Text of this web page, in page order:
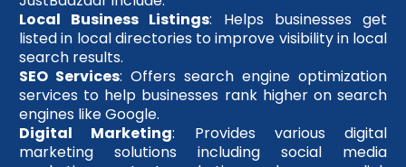
Local Business Listings: Helps businesses get
listed in local directories to improve visibility in local
search results.
SEO Services: Offers search engine optimization
services to help businesses rank higher on search
engines like Google.
Digital Marketing: Provides various digital
marketing solutions including social media